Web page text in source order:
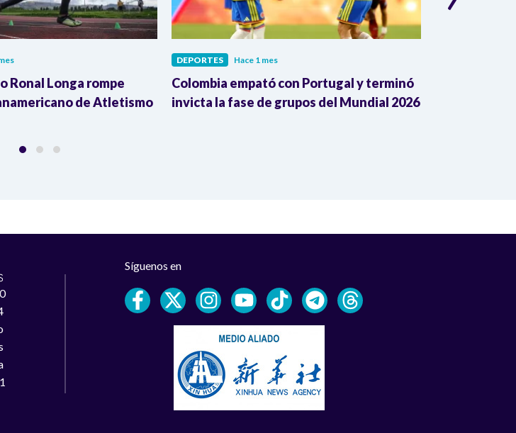
Ronal Longa rompe
de Atletismo
DEPORTES Hace 1 mes
Colombia empató con Portugal y terminó
invicta la fase de grupos del Mundial 2026
Síguenos en